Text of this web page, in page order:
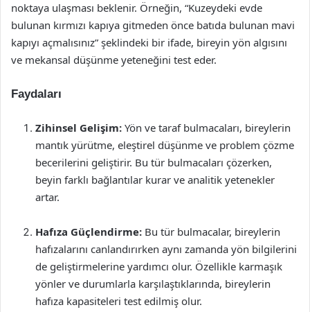
noktaya ulaşması beklenir. Örneğin, “Kuzeydeki evde
bulunan kırmızı kapıya gitmeden önce batıda bulunan mavi
kapıyı açmalısınız” şeklindeki bir ifade, bireyin yön algısını
ve mekansal düşünme yeteneğini test eder.
Faydaları
Zihinsel Gelişim: Yön ve taraf bulmacaları, bireylerin
mantık yürütme, eleştirel düşünme ve problem çözme
becerilerini geliştirir. Bu tür bulmacaları çözerken,
beyin farklı bağlantılar kurar ve analitik yetenekler
artar.
Hafıza Güçlendirme: Bu tür bulmacalar, bireylerin
hafızalarını canlandırırken aynı zamanda yön bilgilerini
de geliştirmelerine yardımcı olur. Özellikle karmaşık
yönler ve durumlarla karşılaştıklarında, bireylerin
hafıza kapasiteleri test edilmiş olur.